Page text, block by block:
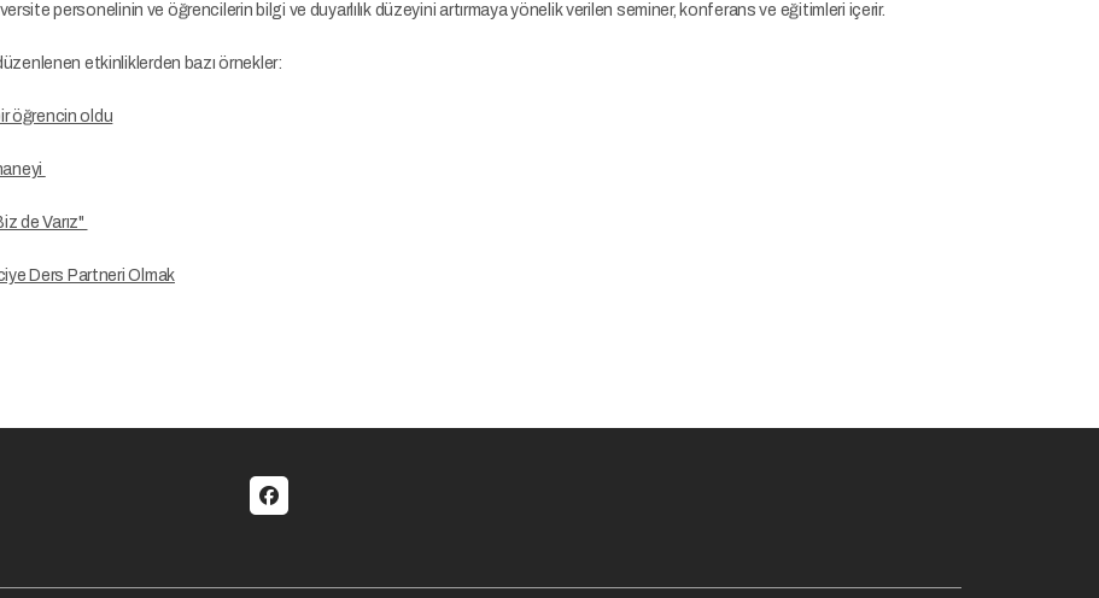
personelinin ve öğrencilerin bilgi ve duyarlılık düzeyini artırmaya yönelik verilen seminer, konferans ve eğitimleri içerir.
etkinliklerden bazı örnekler:
öğrencin oldu
de Varız"
Ders Partneri Olmak
menu